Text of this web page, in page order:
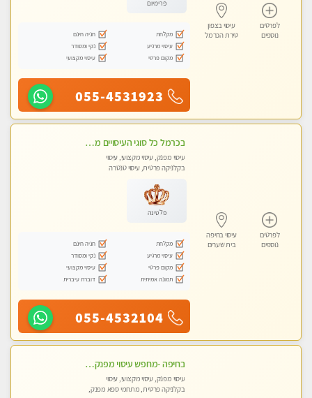
לפרטים
נוספים
עיסוי בצפון
טירת הכרמל
פרימיום
מקלחת
חניה חינם
עיסוי מרגיע
נקי ומסודר
מקום פרטי
עיסוי מקצועי
055-4531923
לפרטים
נוספים
עיסוי בחיפה
בית שערים
בכרמל כל סוגי העיסויים מעסה מקצועית ואיכותית פרטי!!!
עיסוי מפנק, עיסוי מקצועי, עיסוי
בקלניקה פרטית, עיסוי טנטרה
פלטינה
מקלחת
חניה חינם
עיסוי מרגיע
נקי ומסודר
מקום פרטי
עיסוי מקצועי
תמונה אמיתית
דוברת עיברית
055-4532104
בחיפה -מחפש עיסוי מפנק ומרגיע ? בוא להכיר את הצוות המעסות החדשות שלנו
עיסוי מפנק, עיסוי מקצועי, עיסוי
בקלניקה פרטית, מתחמי ספא מפנק,